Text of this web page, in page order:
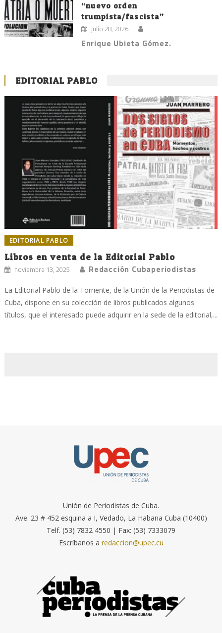
“nuevo orden
trumpista/fascista”
julio 28, 2026
Enrique Ubieta Gómez.
EDITORIAL PABLO
EDITORIAL PABLO
Libros en venta de la Editorial Pablo
noviembre 13, 2025 Redacción Cubaperiodistas
La Editorial Pablo de la Torriente, de la Unión de la Periodistas de
Cuba, dispone en su colección de libros publicados algunos
títulos, que el interesado puede adquirir en la sede de la editorial,...
Unión de Periodistas de Cuba.
Ave. 23 # 452 esquina a I, Vedado, La Habana Cuba (10400)
Telf. (53) 7832 4550 | Fax: (53) 7333079
Escríbanos a redaccion@upec.cu